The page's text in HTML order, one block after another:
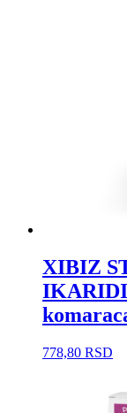
XIBIZ
778,80 RSD